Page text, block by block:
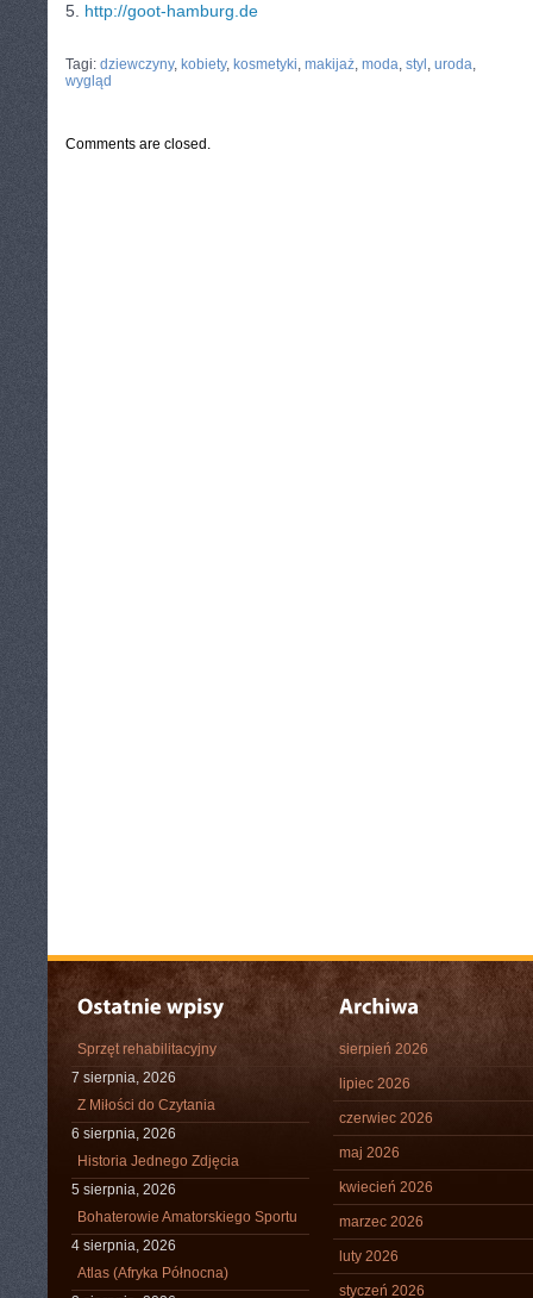
5. http://goot-hamburg.de
Tagi: dziewczyny, kobiety, kosmetyki, makijaż, moda, styl , uroda,
wygląd
Comments are closed.
Sprzęt rehabilitacyjny
7 sierpnia, 2026
Z Miłości do Czytania
6 sierpnia, 2026
Historia Jednego Zdjęcia
5 sierpnia, 2026
Bohaterowie Amatorskiego Sportu
4 sierpnia, 2026
Atlas (Afryka Północna)
sierpień 2026
lipiec 2026
czerwiec 2026
maj 2026
kwiecień 2026
marzec 2026
luty 2026
styczeń 2026